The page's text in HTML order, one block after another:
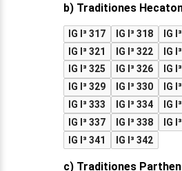
b) Traditiones
IG I³ 317 IG I³ 318 IG
IG I³ 321
IG I³ 322 IG
IG I³ 325
IG I³ 326 IG
IG I³ 329
IG I³ 330 IG
IG I³ 333
IG I³ 334 IG
IG I³ 337
IG I³ 338 IG
IG I³ 341
IG I³ 342
c) Traditiones